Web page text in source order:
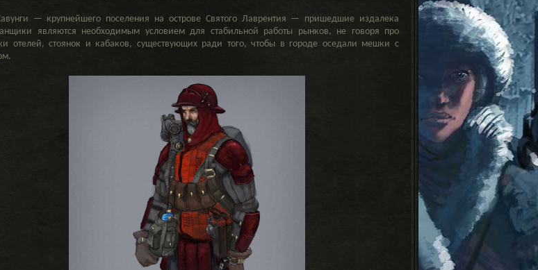
— крупнейшего поселения на острове Святого Лаврентия — пришедшие издалека
являются необходимым условием для стабильной работы рынков, не говоря про
отелей, стоянок и кабаков, существующих ради того, чтобы в городе оседали мешки с